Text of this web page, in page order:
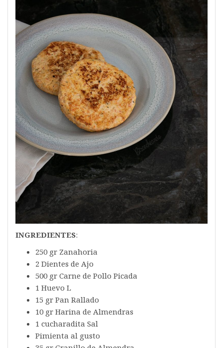
INGREDIENTES:
250 gr Zanahoria
2 Dientes de Ajo
500 gr Carne de Pollo Picada
1 Huevo L
15 gr Pan Rallado
10 gr Harina de Almendras
1 cucharadita Sal
Pimienta al gusto